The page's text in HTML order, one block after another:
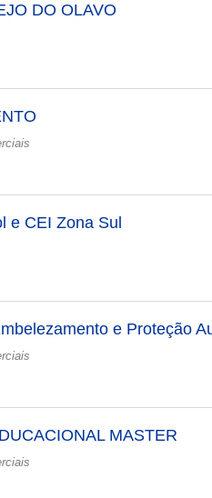
DO OLAVO
e CEI Zona Sul
e Proteção
MASTER